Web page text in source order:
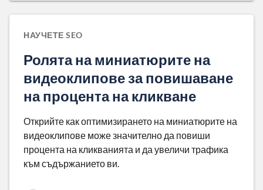
НАУЧЕТЕ SEO
Ролята на миниатюрите на
видеоклипове за повишаване
на процента на кликване
Открийте как оптимизирането на миниатюрите на
видеоклипове може значително да повиши
процента на кликванията и да увеличи трафика
към съдържанието ви.